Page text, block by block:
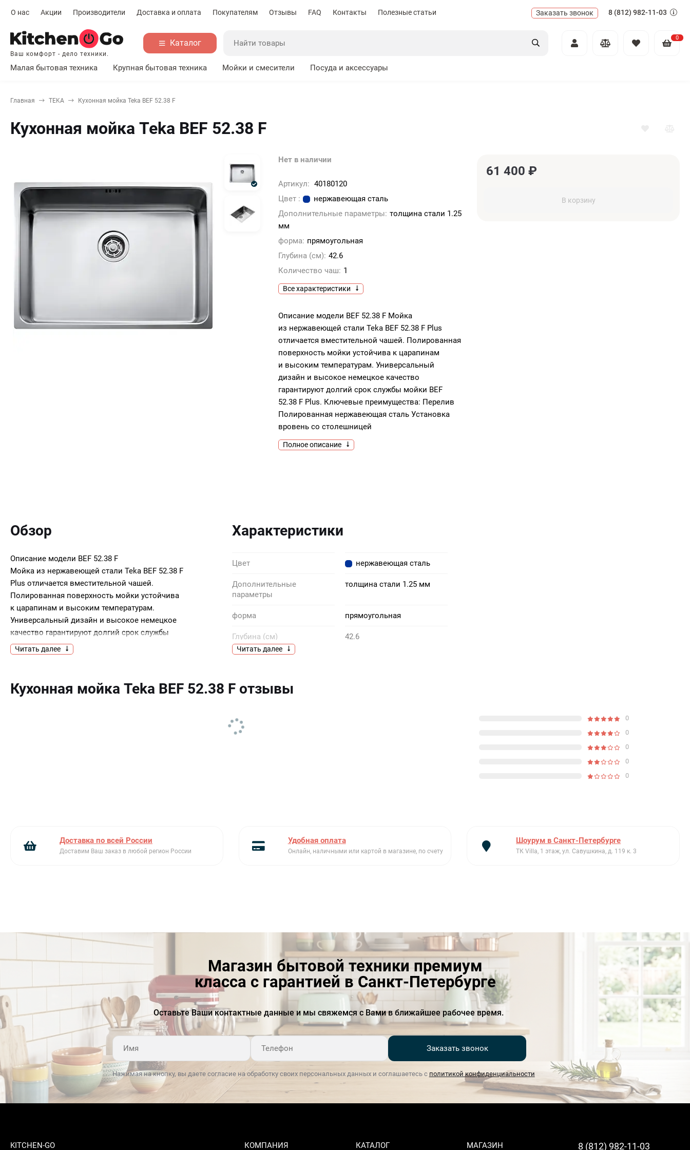
О нас Акции Производители Доставка и оплата Покупателям Отзывы FAQ Контакты Полезные статьи Заказать звонок 8 (812) 982-11-03
Ваш комфорт - дело техники.
Каталог
0
Малая бытовая техника Крупная бытовая техника Мойки и смесители Посуда и аксессуары
Главная TEKA Кухонная мойка Teka BEF 52.38 F
Кухонная мойка Teka BEF 52.38 F
Нет в наличии
Артикул: 40180120
Цвет :
нержавеющая сталь
Дополнительные параметры: толщина стали 1.25
мм
форма: прямоугольная
Глубина (см): 42.6
Количество чаш: 1
Все характеристики
Описание модели BEF 52.38 F Мойка
из нержавеющей стали Teka BEF 52.38 F Plus
отличается вместительной чашей. Полированная
поверхность мойки устойчива к царапинам
и высоким температурам. Универсальный
дизайн и высокое немецкое качество
гарантируют долгий срок службы мойки BEF
52.38 F Plus. Ключевые преимущества: Перелив
Полированная нержавеющая сталь Установка
вровень со столешницей
Полное описание
61 400 ₽
В корзину
Обзор
Описание модели BEF 52.38 F
Мойка из нержавеющей стали Teka BEF 52.38 F
Plus отличается вместительной чашей.
Полированная поверхность мойки устойчива
к царапинам и высоким температурам.
Универсальный дизайн и высокое немецкое
качество гарантируют долгий срок службы
мойки BEF 52.38 F Plus.
Перелив
Читать далее
Характеристики
Цвет нержавеющая сталь
Дополнительные
параметры
толщина стали 1.25 мм
форма прямоугольная
Глубина (см) 42.6
Количество чаш
модельный ряд
Тип встраивания вровень со столешницей
Читать далее
Кухонная мойка Teka BEF 52.38 F отзывы
0
0
0
0
0
Доставка по всей России
Доставим Ваш заказ в любой регион России
Удобная оплата
Онлайн, наличными или картой в магазине, по счету
Шоурум в Санкт-Петербурге
ТК Villa, 1 этаж, ул. Савушкина, д. 119 к. 3
Магазин бытовой техники премиум
класса с гарантией в Санкт-Петербурге
Оставьте Ваши контактные данные и мы свяжемся с Вами в ближайшее рабочее время.
Заказать звонок
Нажимая на кнопку, вы даете согласие на обработку своих персональных данных и соглашаетесь с политикой конфиденциальности
KITCHEN-GO КОМПАНИЯ КАТАЛОГ МАГАЗИН 8 (812) 982-11-03